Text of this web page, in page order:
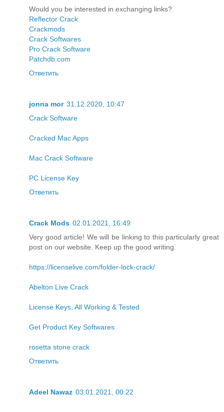
Would you be interested in exchanging links?
Reflector Crack
Crackmods
Crack Softwares
Pro Crack Software
Patchdb.com
Ответить
jonna mor 31.12.2020, 10:47
Crack Software
Cracked Mac Apps
Mac Crack Software
PC License Key
Ответить
Crack Mods 02.01.2021, 16:49
Very good article! We will be linking to this particularly great
post on our website. Keep up the good writing.
https://licenselive.com/folder-lock-crack/
Abelton Live Crack
License Keys, All Working & Tested
Get Product Key Softwares
rosetta stone crack
Ответить
Adeel Nawaz 03.01.2021, 00:22